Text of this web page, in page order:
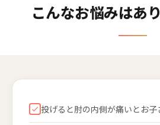
こんなお悩みはあ
投げると肘の内側が痛いとお子